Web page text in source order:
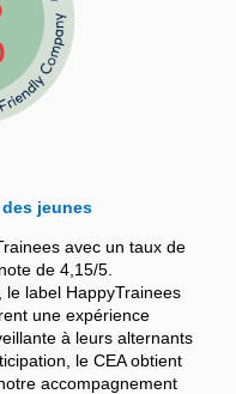
jeunes
avec un taux de
de 4,15/5.
le label HappyTrainees
une expérience
à leurs alternants
le CEA obtient
accompagnement